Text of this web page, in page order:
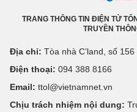
TRANG THÔNG TIN ĐIỆN TỬ
TRUYỀN
Địa chỉ: Tòa nhà C’land, số
Điện thoại: 094 388 8166
Email: ttol@vietnamnet.vn
Chịu trách nhiệm nội dung: